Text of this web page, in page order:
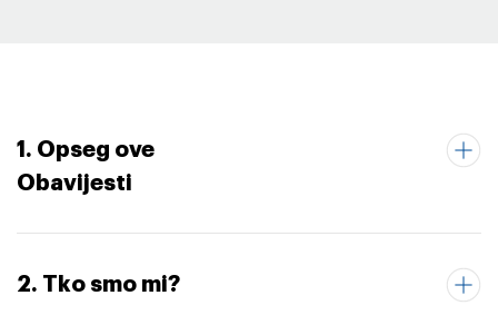
1. Opseg ove
Obavijesti
2. Tko smo mi?